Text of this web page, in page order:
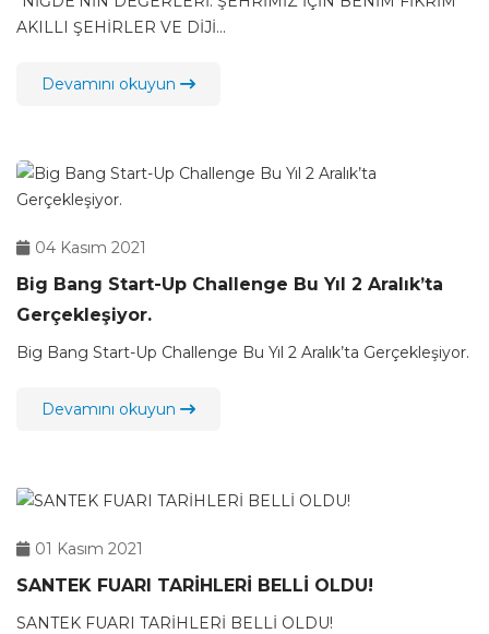
AKILLI ŞEHİRLER VE DİJİ...
Devamını okuyun
04 Kasım 2021
Big Bang Start-Up Challenge Bu Yıl 2 Aralık’ta
Gerçekleşiyor.
Big Bang Start-Up Challenge Bu Yıl 2 Aralık’ta Gerçekleşiyor.
Devamını okuyun
01 Kasım 2021
SANTEK FUARI TARİHLERİ BELLİ OLDU!
SANTEK FUARI TARİHLERİ BELLİ OLDU!